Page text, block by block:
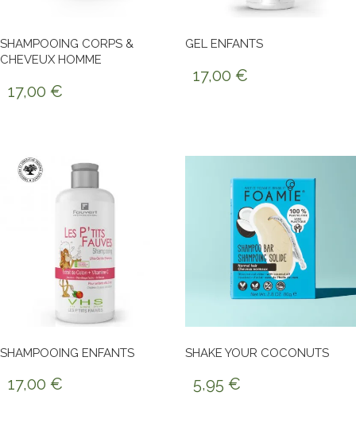
SHAMPOOING CORPS &
CHEVEUX HOMME
17,00 €
GEL ENFANTS
17,00 €
SHAMPOOING ENFANTS
17,00 €
SHAKE YOUR COCONUTS
5,95 €